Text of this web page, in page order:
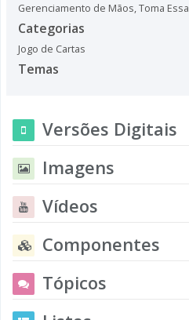
Gerenciamento de Mãos,Toma Essa
Categorias
Jogo de Cartas
Temas
Versões Digitais
Imagens
Vídeos
Componentes
Tópicos